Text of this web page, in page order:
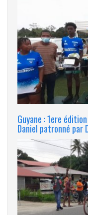
Guyane : 1ere
Daniel patronné par